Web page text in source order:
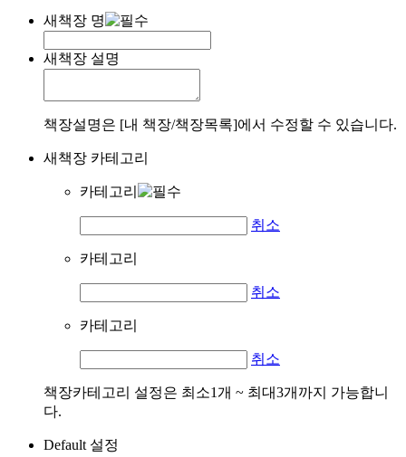
새책장 명
새책장 설명
책장설명은 [내 책장/책장목록]에서 수정할 수 있습니다.
새책장 카테고리
카테고리
취소
카테고리
취소
카테고리
취소
책장카테고리 설정은 최소1개 ~ 최대3개까지 가능합니
다.
Default 설정